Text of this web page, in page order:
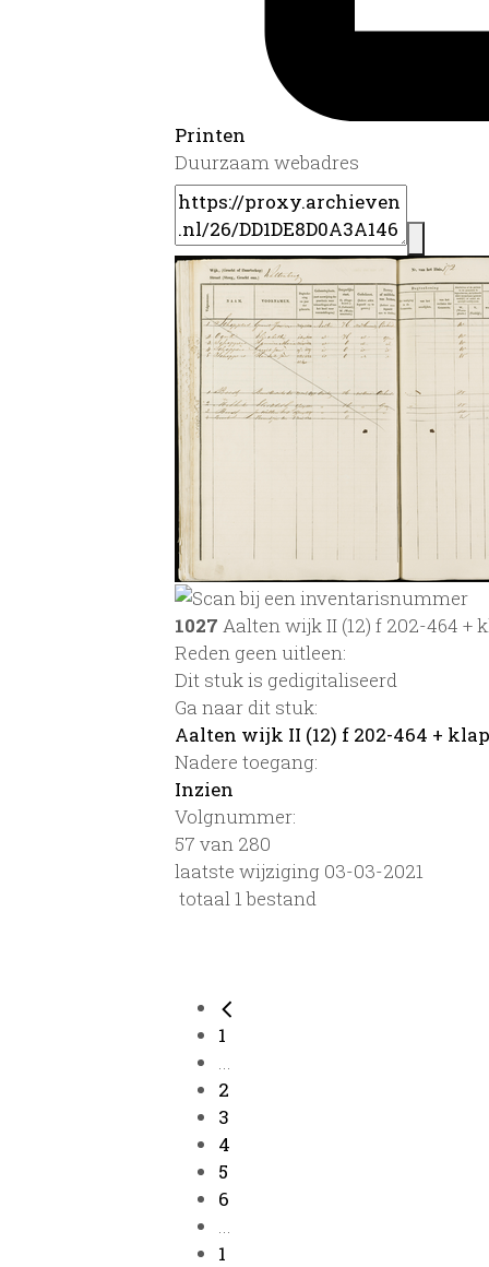
Printen
Duurzaam webadres
1027 Aalten wijk II (12) f 202-464 +
Reden geen uitleen:
Dit stuk is gedigitaliseerd
Ga naar dit stuk:
Aalten wijk II (12) f 202-464 +
Nadere toegang:
Inzien
Volgnummer:
57 van 280
laatste wijziging 03-03-2021
totaal 1 bestand
1
...
2
3
4
5
6
...
1